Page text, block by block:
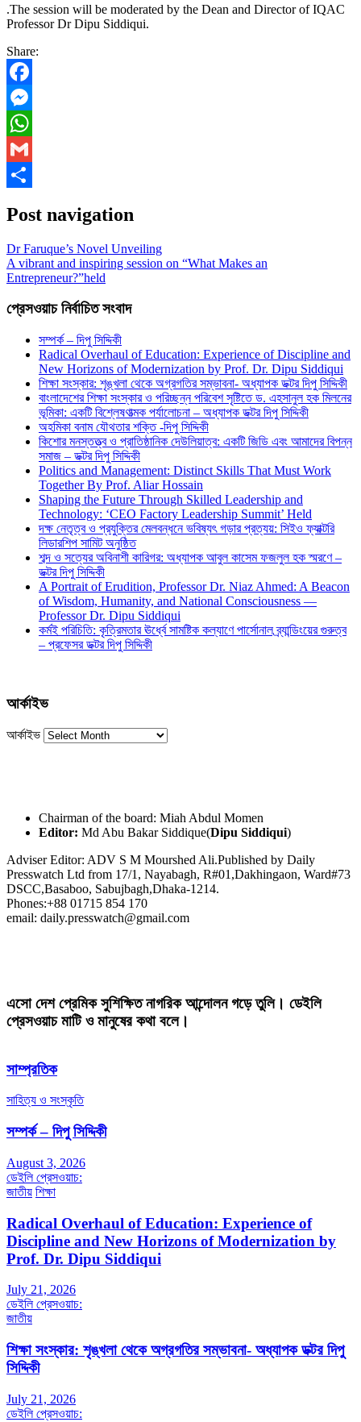
.The session will be moderated by the Dean and Director of IQAC
Professor Dr Dipu Siddiqui.
Share:
Facebook
Messenger
WhatsApp
Gmail
Post navigation
Dr Faruque’s Novel Unveiling
A vibrant and inspiring session on “What Makes an
Entrepreneur?”held
প্রেসওয়াচ নির্বাচিত সংবাদ
সম্পর্ক – দিপু সিদ্দিকী
Radical Overhaul of Education: Experience of Discipline and
New Horizons of Modernization by Prof. Dr. Dipu Siddiqui
শিক্ষা সংস্কার: শৃঙ্খলা থেকে অগ্রগতির সম্ভাবনা- অধ্যাপক ডক্টর দিপু সিদ্দিকী
বাংলাদেশের শিক্ষা সংস্কার ও পরিচ্ছন্ন পরিবেশ সৃষ্টিতে ড. এহসানুল হক মিলনের
ভূমিকা: একটি বিশ্লেষণাত্মক পর্যালোচনা – অধ্যাপক ডক্টর দিপু সিদ্দিকী
অহমিকা বনাম যৌথতার শক্তি -দিপু সিদ্দিকী
কিশোর মনস্তত্ত্ব ও প্রাতিষ্ঠানিক দেউলিয়াত্ব: একটি জিডি এবং আমাদের বিপন্ন
সমাজ – ডক্টর দিপু সিদ্দিকী
Politics and Management: Distinct Skills That Must Work
Together By Prof. Aliar Hossain
Shaping the Future Through Skilled Leadership and
Technology: ‘CEO Factory Leadership Summit’ Held
দক্ষ নেতৃত্ব ও প্রযুক্তির মেলবন্ধনে ভবিষ্যৎ গড়ার প্রত্যয়: সিইও ফ্যাক্টরি
লিডারশিপ সামিট অনুষ্ঠিত
শব্দ ও সত্যের অবিনাশী কারিগর: অধ্যাপক আবুল কাসেম ফজলুল হক স্মরণে –
ডক্টর দিপু সিদ্দিকী
A Portrait of Erudition, Professor Dr. Niaz Ahmed: A Beacon
of Wisdom, Humanity, and National Consciousness —
Professor Dr. Dipu Siddiqui
কর্মই পরিচিতি: কৃত্রিমতার ঊর্ধ্বে সামষ্টিক কল্যাণে পার্সোনাল ব্র্যান্ডিংয়ের গুরুত্ব
– প্রফেসর ডক্টর দিপু সিদ্দিকী
আর্কাইভ
আর্কাইভ
Chairman of the board: Miah Abdul Momen
Editor: Md Abu Bakar Siddique(Dipu Siddiqui)
Adviser Editor: ADV S M Mourshed Ali.Published by Daily
Presswatch Ltd from 17/1, Nayabagh, R#01,Dakhingaon, Ward#73
DSCC,Basaboo, Sabujbagh,Dhaka-1214.
Phones:+88 01715 854 170
email: daily.presswatch@gmail.com
এসো দেশ প্রেমিক সুশিক্ষিত নাগরিক আন্দোলন গড়ে তুলি। ডেইলি
প্রেসওয়াচ মাটি ও মানুষের কথা বলে।
সাম্প্রতিক
সাহিত্য ও সংস্কৃতি
সম্পর্ক – দিপু সিদ্দিকী
August 3, 2026
ডেইলি প্রেসওয়াচ:
জাতীয় শিক্ষা
Radical Overhaul of Education: Experience of
Discipline and New Horizons of Modernization by
Prof. Dr. Dipu Siddiqui
July 21, 2026
ডেইলি প্রেসওয়াচ:
জাতীয়
শিক্ষা সংস্কার: শৃঙ্খলা থেকে অগ্রগতির সম্ভাবনা- অধ্যাপক ডক্টর দিপু
সিদ্দিকী
July 21, 2026
ডেইলি প্রেসওয়াচ: